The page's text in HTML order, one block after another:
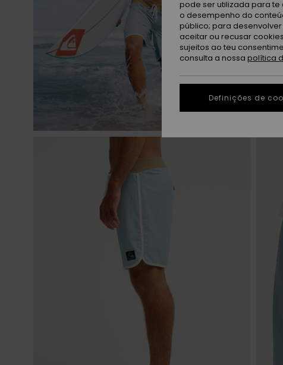
pode ser utilizada para
o desempenho do
público; para
aceitar ou recusar
sujeitos ao teu
consulta a nossa política
Definições de